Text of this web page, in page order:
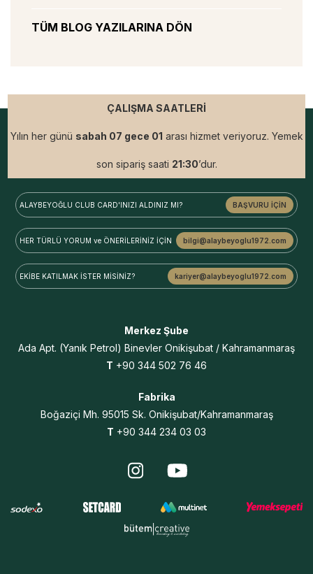
TÜM BLOG YAZILARINA DÖN
ÇALIŞMA SAATLERİ
Yılın her günü sabah 07 gece 01 arası hizmet veriyoruz. Yemek
son sipariş saati 21:30’dur.
ALAYBEYOĞLU CLUB CARD'INIZI ALDINIZ MI? BAŞVURU İÇİN
HER TÜRLÜ YORUM ve ÖNERİLERİNİZ İÇİN bilgi@alaybeyoglu1972.com
EKİBE KATILMAK İSTER MİSİNİZ? kariyer@alaybeyoglu1972.com
Merkez Şube
Ada Apt. (Yanık Petrol) Binevler Onikişubat / Kahramanmaraş
T +90 344 502 76 46
Fabrika
Boğaziçi Mh. 95015 Sk. Onikişubat/Kahramanmaraş
T +90 344 234 03 03